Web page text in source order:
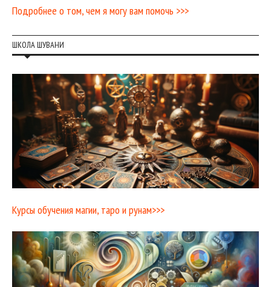
Подробнее о том, чем я могу вам помочь >>>
ШКОЛА ШУВАНИ
Курсы обучения магии, таро и рунам>>>